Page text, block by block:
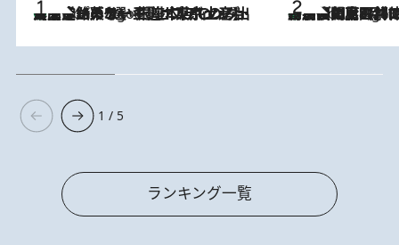
7 Hours Ago
【間違いのない王道・東京土産】資生堂パーラー 銀座本店でのみ出会える銘菓5選《極上プディング・濃厚チーズケーキ・ボンボンショコラほか》 7 Hours Ago
「最後に見られてよかった」上野動物園の東園パンダ舎が解体前に特別公開。8月16日まで延長されたパネル展と共に辿る“半世紀”のパンダ飼育《解体工事の図面あり》
1 / 5
ランキング一覧